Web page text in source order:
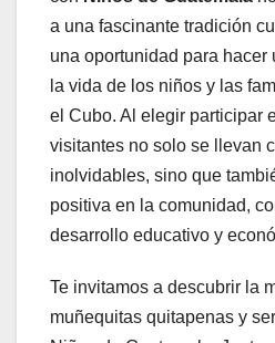
a una fascinante tradición
una oportunidad para hacer
la vida de los niños y las
el Cubo. Al elegir participar
visitantes no solo se llevan
inolvidables, sino que
positiva en la comunidad,
desarrollo educativo y
Te invitamos a descubrir la
muñequitas quitapenas y